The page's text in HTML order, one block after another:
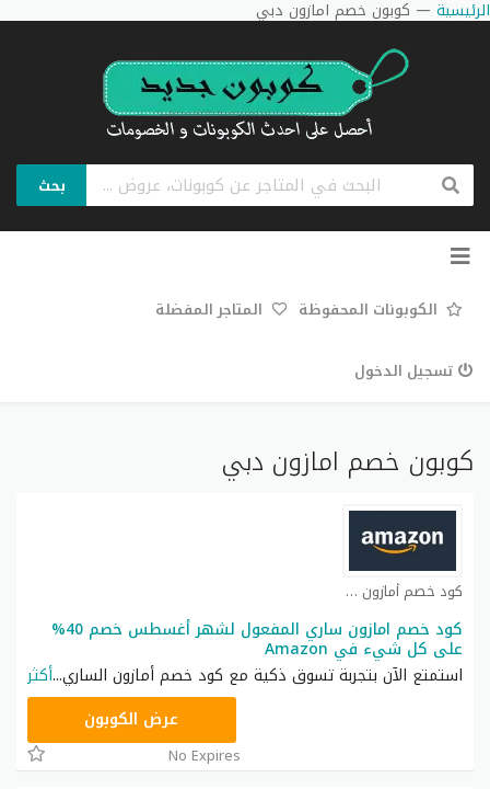
الرئيسية — كوبون خصم امازون دبي
بحث
تخطي
الكوبونات المحفوظة المتاجر المفضلة
تسجيل الدخول
كوبون خصم امازون دبي
كود خصم أمازون كوبون
كود خصم امازون ساري المفعول لشهر أغسطس خصم 40%
على كل شيء في Amazon
استمتع الآن بتجربة تسوق ذكية مع كود خصم أمازون الساري...أكثر
عرض الكوبون
No Expires